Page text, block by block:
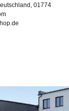
01774